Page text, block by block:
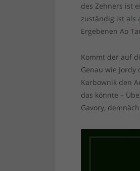
des Zehners ist
zuständig ist als
Ergebenen Ao
Kommt der auf
Genau wie
Karbownik den
das könnte –
Gavory,